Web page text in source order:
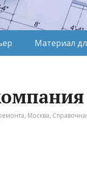
Материал
, Москва,